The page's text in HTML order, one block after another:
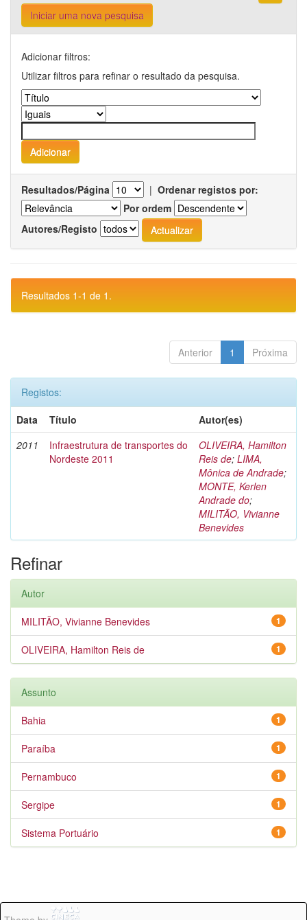
Iniciar uma nova pesquisa
Adicionar filtros:
Utilizar filtros para refinar o resultado da pesquisa.
Resultados/Página | Ordenar registos por:
Por ordem
Autores/Registo
Resultados 1-1 de 1.
Anterior 1 Próxima
Registos:
Data
Título
Autor(es)
2011
Infraestrutura de transportes do
Nordeste 2011
OLIVEIRA, Hamilton
Reis de; LIMA,
Mônica de Andrade;
MONTE, Kerlen
Andrade do;
MILITÃO, Vivianne
Benevides
Refinar
Autor
1
MILITÃO, Vivianne Benevides
1
OLIVEIRA, Hamilton Reis de
Assunto
1
Bahia
1
Paraíba
1
Pernambuco
1
Sergipe
1
Sistema Portuário